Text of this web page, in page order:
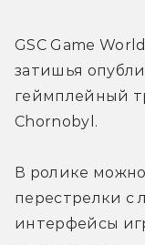
GSC Game
затишья
геймплейный
Chornobyl.
В ролике
перестрелки с
интерфейсы